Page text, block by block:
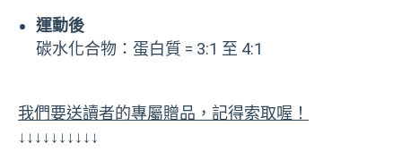
運動後
碳水化合物：蛋白質 = 3:1 至 4:1
我們要送讀者的專屬贈品，記得索取喔！
↓↓↓↓↓↓↓↓↓↓